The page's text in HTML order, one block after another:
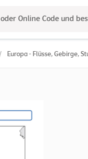
Online Code und
/ Europa - Flüsse, Gebirge,